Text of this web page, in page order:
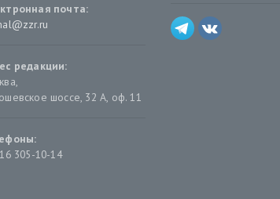
почта:
редакции:
,
шоссе, 32 А, оф. 11
305-10-14